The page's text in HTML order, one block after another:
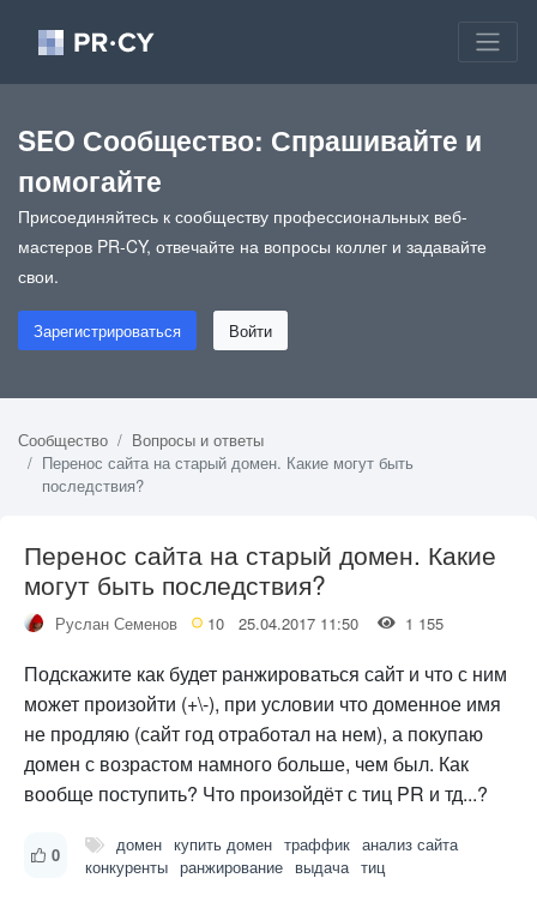
SEO Сообщество: Спрашивайте и
помогайте
Присоединяйтесь к сообществу профессиональных веб-
мастеров PR-CY, отвечайте на вопросы коллег и задавайте
свои.
Зарегистрироваться Войти
Сообщество
Вопросы и ответы
Перенос сайта на старый домен. Какие могут быть
последствия?
Перенос сайта на старый домен. Какие
могут быть последствия?
Руслан Семенов 10 25.04.2017 11:50 1 155
Подскажите как будет ранжироваться сайт и что с ним
может произойти (+\-), при условии что доменное имя
не продляю (сайт год отработал на нем), а покупаю
домен с возрастом намного больше, чем был. Как
вообще поступить? Что произойдёт с тиц PR и тд...?
0 домен купить домен траффик анализ сайта
конкуренты ранжирование выдача тиц